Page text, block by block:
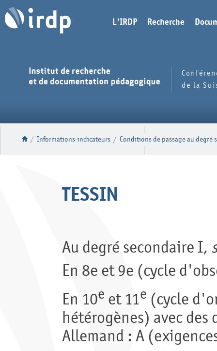
L'IRDP Recherche
de la
/ Informations-indicateurs / Conditions de passage au degré
TESSIN
Au degré secondaire I,
En 8e et 9e (cycle
En 10e et 11e (cycle
hétérogènes) avec
Allemand : A